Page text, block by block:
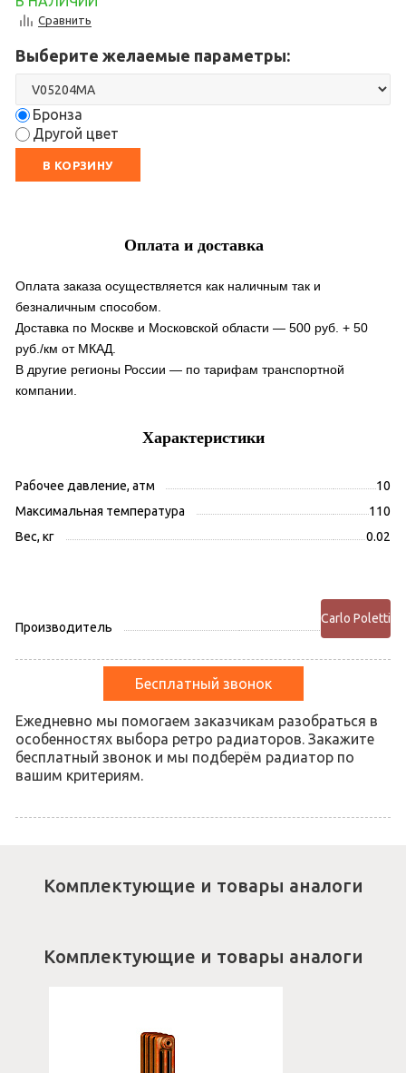
Сравнить
Выберите желаемые параметры:
Бронза
Другой цвет
В КОРЗИНУ
Оплата и доставка
Оплата заказа осуществляется как наличным так и
безналичным способом.
Доставка по Москве и Московской области — 500 руб. + 50
руб./км от МКАД.
В другие регионы России — по тарифам транспортной
компании.
Характеристики
Рабочее давление, атм
10
Максимальная температура
110
Вес, кг
0.02
Производитель
Carlo Poletti
Бесплатный звонок
Ежедневно мы помогаем заказчикам разобраться в
особенностях выбора ретро радиаторов. Закажите
бесплатный звонок и мы подберём радиатор по
вашим критериям.
Комплектующие и товары аналоги
Комплектующие и товары аналоги